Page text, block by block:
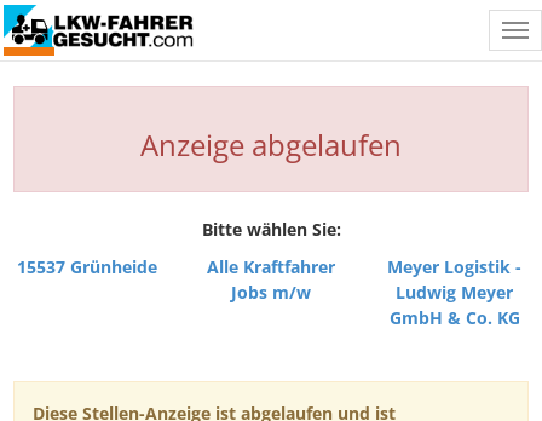
Anzeige abgelaufen
Bitte wählen Sie:
15537 Grünheide
Alle Kraftfahrer
Jobs m/w
Meyer Logistik -
Ludwig Meyer
GmbH & Co. KG
Diese Stellen-Anzeige ist abgelaufen und ist